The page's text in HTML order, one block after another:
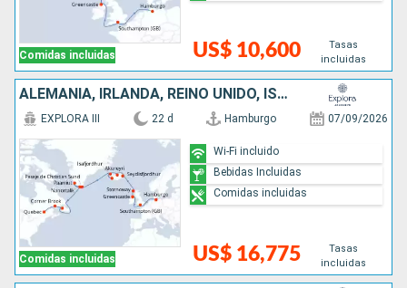
Comidas incluidas US$ 10,600
Tasas
incluidas
ALEMANIA, IRLANDA, REINO UNIDO, ISLANDIA, GROENLANDIA, CANADÁ
Comidas incluidas
EXPLORA III 22 d Hamburgo 07/09/2026
US$ 16,775
Tasas
incluidas
Wi-Fi incluido
Bebidas Incluidas
Comidas incluidas